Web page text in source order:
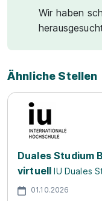
Wir haben
Ähnliche Stellen
Duales Studium
virtuell IU Duales
01.10.2026